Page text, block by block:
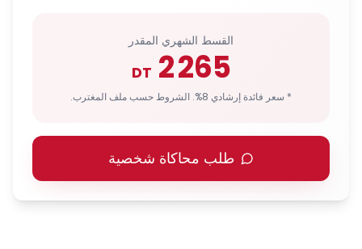
القسط الشهري المقدر
2 265
DT
* سعر فائدة إرشادي 8%. الشروط حسب ملف المغترب.
طلب محاكاة شخصية